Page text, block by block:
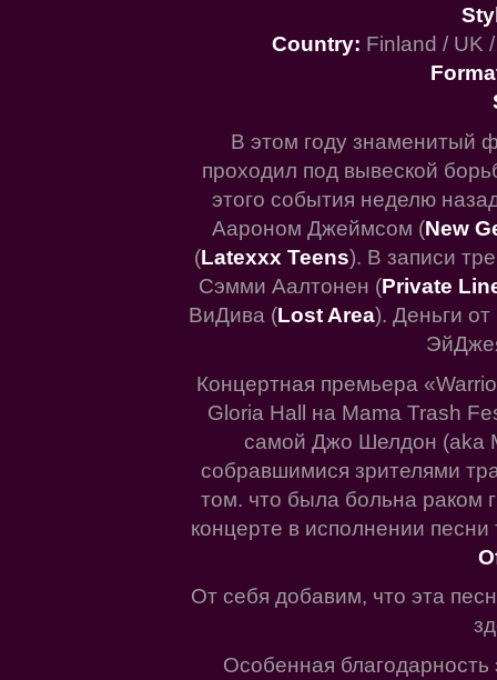
Country: Finland / UK
В этом году знаменитый
проходил под вывеской
этого события неделю
Аароном Джеймсом (New
(Latexxx Teens). В записи
Сэмми Аалтонен (Private
ВиДива (Lost Area). Деньги
Концертная премьера
Gloria Hall на Mama Trash
самой Джо Шелдон (aka
собравшимися зрителями
том. что была больна раком
концерте в исполнении
От себя добавим, что эта
Особенная благодарность